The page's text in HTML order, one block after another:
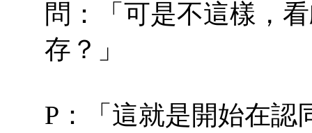
問：「可是不這樣，
存？」
P：「這就是開始在認